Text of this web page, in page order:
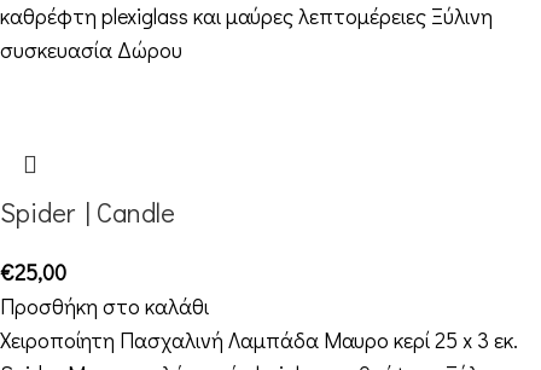
καθρέφτη plexiglass και μαύρες λεπτομέρειες Ξύλινη
συσκευασία Δώρου
Spider | Candle
€25,00
Προσθήκη στο καλάθι
Χειροποίητη Πασχαλινή Λαμπάδα Μαυρο κερί 25 x 3 εκ.